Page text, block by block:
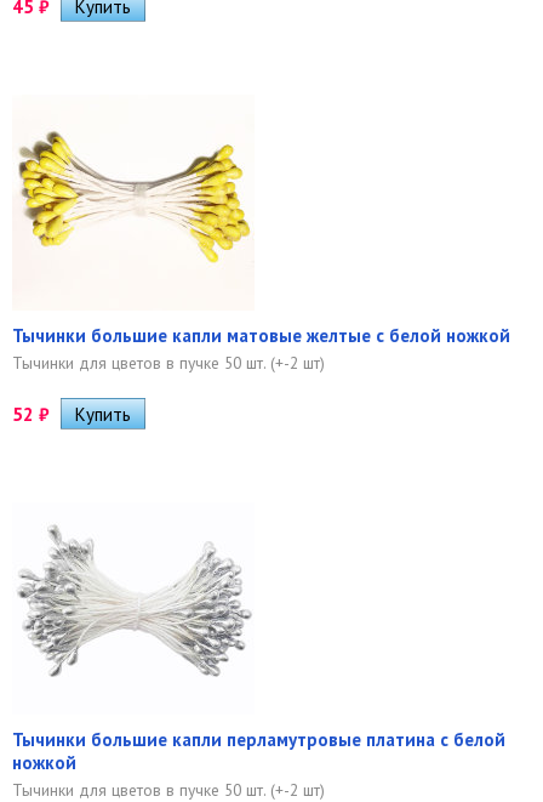
45 ₽
Тычинки большие капли матовые желтые с белой ножкой
Тычинки для цветов в пучке 50 шт. (+-2 шт)
52 ₽
Тычинки большие капли перламутровые платина с белой
ножкой
Тычинки для цветов в пучке 50 шт. (+-2 шт)